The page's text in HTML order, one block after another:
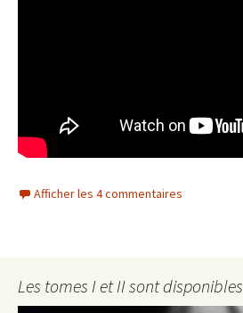
Afficher les 4 commentaires
Les tomes I et II sont disponibles